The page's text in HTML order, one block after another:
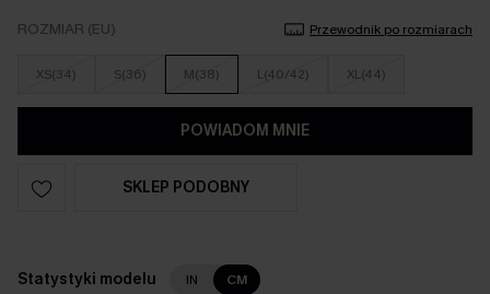
ROZMIAR (EU) Przewodnik po rozmiarach
XS(34) S(36) M(38) L(40/42) XL(44)
POWIADOM MNIE
SKLEP PODOBNY
Statystyki modelu IN CM